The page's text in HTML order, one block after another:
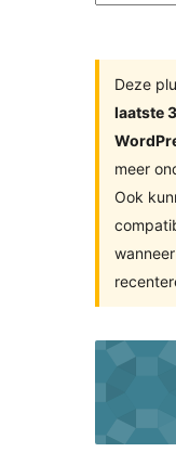
Deze
laatste
meer
Ook